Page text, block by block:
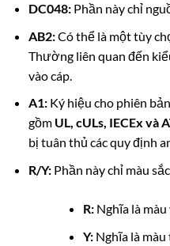
DC048:Phần này chỉ
AB2:Có thể là một tùy
Thường liên quan đến
vào cáp.
A1:Ký hiệu cho phiên
gồm UL, cULs, IECEx và
bị tuân thủ các quy định
R/Y:Phần này chỉ màu
R:Nghĩa là
Y:Nghĩa là màu